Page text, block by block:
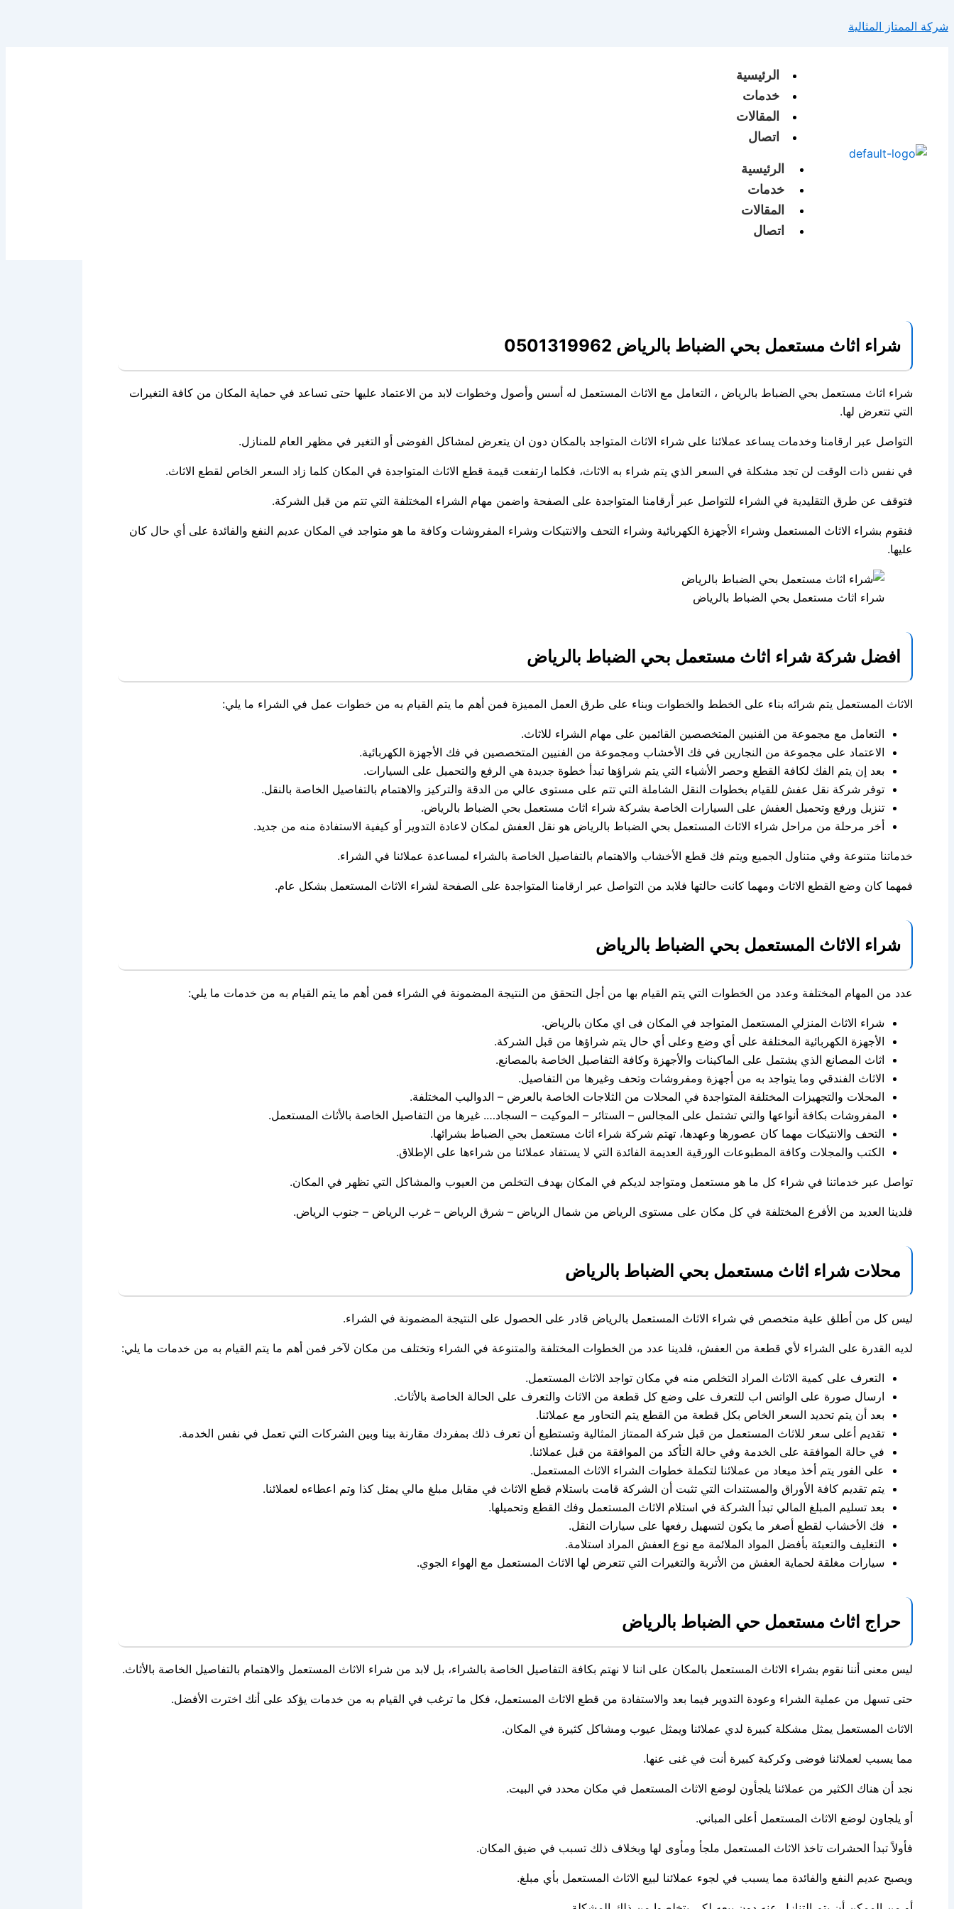
إلى
شركة الممتاز المثالية
الرئيسية
خدمات
المقالات
اتصال
الرئيسية
خدمات
المقالات
اتصال
شراء اثاث مستعمل بحي الضباط بالرياض 0501319962
شراء اثاث مستعمل بحي الضباط بالرياض ، التعامل مع الاثاث المستعمل له أسس وأصول وخطوات لابد من الاعتماد عليها حتى تساعد في حماية المكان من كافة التغيرات
التي تتعرض لها.
التواصل عبر ارقامنا وخدمات يساعد عملائنا على شراء الاثاث المتواجد بالمكان دون ان يتعرض لمشاكل الفوضى أو التغير في مظهر العام للمنازل.
في نفس ذات الوقت لن تجد مشكلة في السعر الذي يتم شراء به الاثاث، فكلما ارتفعت قيمة قطع الاثاث المتواجدة في المكان كلما زاد السعر الخاص لقطع الاثاث.
فتوقف عن طرق التقليدية في الشراء للتواصل عبر أرقامنا المتواجدة على الصفحة واضمن مهام الشراء المختلفة التي تتم من قبل الشركة.
فنقوم بشراء الاثاث المستعمل وشراء الأجهزة الكهربائية وشراء التحف والانتيكات وشراء المفروشات وكافة ما هو متواجد في المكان عديم النفع والفائدة على أي حال كان
عليها.
شراء اثاث مستعمل بحي الضباط بالرياض
افضل شركة شراء اثاث مستعمل بحي الضباط بالرياض
الاثاث المستعمل يتم شرائه بناء على الخطط والخطوات وبناء على طرق العمل المميزة فمن أهم ما يتم القيام به من خطوات عمل في الشراء ما يلي:
التعامل مع مجموعة من الفنيين المتخصصين القائمين على مهام الشراء للاثاث.
الاعتماد على مجموعة من النجارين في فك الأخشاب ومجموعة من الفنيين المتخصصين في فك الأجهزة الكهربائية.
بعد إن يتم الفك لكافة القطع وحصر الأشياء التي يتم شراؤها تبدأ خطوة جديدة هي الرفع والتحميل على السيارات.
توفر شركة نقل عفش للقيام بخطوات النقل الشاملة التي تتم على مستوى عالي من الدقة والتركيز والاهتمام بالتفاصيل الخاصة بالنقل.
تنزيل ورفع وتحميل العفش على السيارات الخاصة بشركة شراء اثاث مستعمل بحي الضباط بالرياض.
أخر مرحلة من مراحل شراء الاثاث المستعمل بحي الضباط بالرياض هو نقل العفش لمكان لاعادة التدوير أو كيفية الاستفادة منه من جديد.
خدماتنا متنوعة وفي متناول الجميع ويتم فك قطع الأخشاب والاهتمام بالتفاصيل الخاصة بالشراء لمساعدة عملائنا في الشراء.
فمهما كان وضع القطع الاثاث ومهما كانت حالتها فلابد من التواصل عبر ارقامنا المتواجدة على الصفحة لشراء الاثاث المستعمل بشكل عام.
شراء الاثاث المستعمل بحي الضباط بالرياض
عدد من المهام المختلفة وعدد من الخطوات التي يتم القيام بها من أجل التحقق من النتيجة المضمونة في الشراء فمن أهم ما يتم القيام به من خدمات ما يلي:
شراء الاثاث المنزلي المستعمل المتواجد في المكان فى اي مكان بالرياض.
الأجهزة الكهربائية المختلفة على أي وضع وعلى أي حال يتم شراؤها من قبل الشركة.
اثاث المصانع الذي يشتمل على الماكينات والأجهزة وكافة التفاصيل الخاصة بالمصانع.
الاثاث الفندقي وما يتواجد به من أجهزة ومفروشات وتحف وغيرها من التفاصيل.
المحلات والتجهيزات المختلفة المتواجدة في المحلات من الثلاجات الخاصة بالعرض – الدواليب المختلفة.
المفروشات بكافة أنواعها والتي تشتمل على المجالس – الستائر – الموكيت – السجاد…. غيرها من التفاصيل الخاصة بالأثاث المستعمل.
التحف والانتيكات مهما كان عصورها وعهدها، تهتم شركة شراء اثاث مستعمل بحي الضباط بشرائها.
الكتب والمجلات وكافة المطبوعات الورقية العديمة الفائدة التي لا يستفاد عملائنا من شراءها على الإطلاق.
تواصل عبر خدماتنا في شراء كل ما هو مستعمل ومتواجد لديكم في المكان بهدف التخلص من العيوب والمشاكل التي تظهر في المكان.
فلدينا العديد من الأفرع المختلفة في كل مكان على مستوى الرياض من شمال الرياض – شرق الرياض – غرب الرياض – جنوب الرياض.
محلات شراء اثاث مستعمل بحي الضباط بالرياض
ليس كل من أطلق علية متخصص في شراء الاثاث المستعمل بالرياض قادر على الحصول على النتيجة المضمونة في الشراء.
لديه القدرة على الشراء لأي قطعة من العفش، فلدينا عدد من الخطوات المختلفة والمتنوعة في الشراء وتختلف من مكان لآخر فمن أهم ما يتم القيام به من خدمات ما يلي:
التعرف على كمية الاثاث المراد التخلص منه في مكان تواجد الاثاث المستعمل.
ارسال صورة على الواتس اب للتعرف على وضع كل قطعة من الاثاث والتعرف على الحالة الخاصة بالأثاث.
بعد أن يتم تحديد السعر الخاص بكل قطعة من القطع يتم التحاور مع عملائنا.
تقديم أعلى سعر للاثاث المستعمل من قبل شركة الممتاز المثالية وتستطيع أن تعرف ذلك بمفردك مقارنة بينا وبين الشركات التي تعمل في نفس الخدمة.
في حالة الموافقة على الخدمة وفي حالة التأكد من الموافقة من قبل عملائنا.
على الفور يتم أخذ ميعاد من عملائنا لتكملة خطوات الشراء الاثاث المستعمل.
يتم تقديم كافة الأوراق والمستندات التي تثبت أن الشركة قامت باستلام قطع الاثاث في مقابل مبلغ مالي يمثل كذا وتم اعطاءه لعملائنا.
بعد تسليم المبلغ المالي تبدأ الشركة في استلام الاثاث المستعمل وفك القطع وتحميلها.
فك الأخشاب لقطع أصغر ما يكون لتسهيل رفعها على سيارات النقل.
التغليف والتعبئة بأفضل المواد الملائمة مع نوع العفش المراد استلامة.
سيارات مغلقة لحماية العفش من الأتربة والتغيرات التي تتعرض لها الاثاث المستعمل مع الهواء الجوي.
حراج اثاث مستعمل حي الضباط بالرياض
ليس معنى أننا نقوم بشراء الاثاث المستعمل بالمكان على اننا لا نهتم بكافة التفاصيل الخاصة بالشراء، بل لابد من شراء الاثاث المستعمل والاهتمام بالتفاصيل الخاصة بالأثاث.
حتى تسهل من عملية الشراء وعودة التدوير فيما بعد والاستفادة من قطع الاثاث المستعمل، فكل ما ترغب في القيام به من خدمات يؤكد على أنك اخترت الأفضل.
الاثاث المستعمل يمثل مشكلة كبيرة لدي عملائنا ويمثل عيوب ومشاكل كثيرة في المكان.
مما يسبب لعملائنا فوضى وكركبة كبيرة أنت في غنى عنها.
نجد أن هناك الكثير من عملائنا يلجأون لوضع الاثاث المستعمل في مكان محدد في البيت.
أو يلجاون لوضع الاثاث المستعمل أعلى المباني.
فأولاً تبدأ الحشرات تاخذ الاثاث المستعمل ملجأ ومأوى لها وبخلاف ذلك تسبب في ضيق المكان.
ويصبح عديم النفع والفائدة مما يسبب في لجوء عملائنا لبيع الاثاث المستعمل بأي مبلغ.